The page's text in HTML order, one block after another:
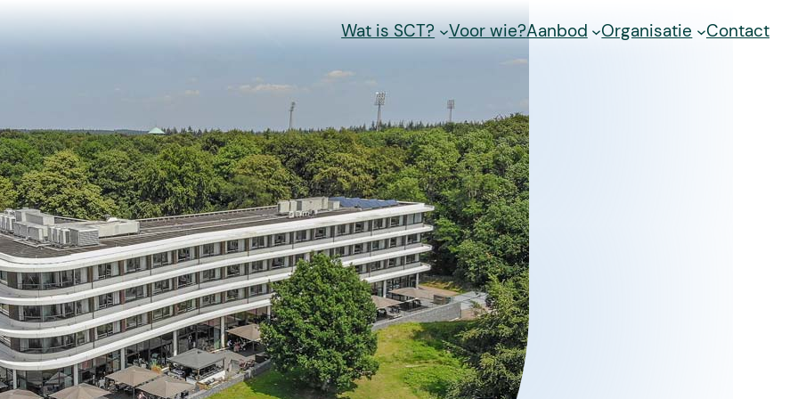
Wat is SCT? Voor wie?Aanbod Organisatie Contact